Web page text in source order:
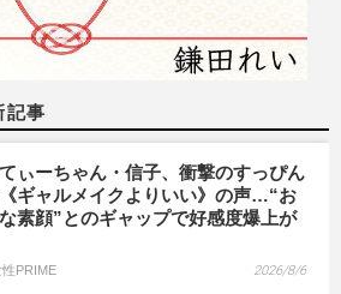
記事
ぃーちゃん・信子、衝撃のすっぴん
ギャルメイクよりいい》の声…“お
素顔”とのギャップで好感度爆上が
PRIME 2026/8/6